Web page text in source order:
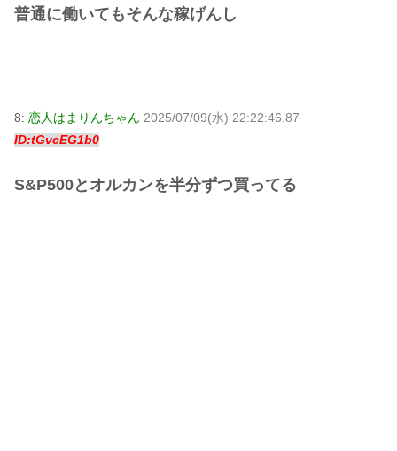
普通に働いてもそんな稼げんし
8: 恋人はまりんちゃん 2025/07/09(水) 22:22:46.87
ID:tGvcEG1b0
S&P500とオルカンを半分ずつ買ってる